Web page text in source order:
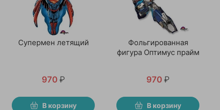
Супермен летящий
970 ₽
В корзину
Фольгированная
фигура Оптимус прайм
970 ₽
В корзину